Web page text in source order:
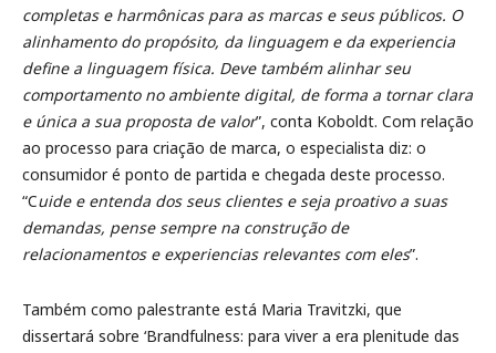
completas e harmônicas para as marcas e seus públicos. O
alinhamento do propósito, da linguagem e da experiencia
define a linguagem física. Deve também alinhar seu
comportamento no ambiente digital, de forma a tornar clara
e única a sua proposta de valor”, conta Koboldt. Com relação
ao processo para criação de marca, o especialista diz: o
consumidor é ponto de partida e chegada deste processo.
“Cuide e entenda dos seus clientes e seja proativo a suas
demandas, pense sempre na construção de
relacionamentos e experiencias relevantes com eles”.
Também como palestrante está Maria Travitzki, que
dissertará sobre ‘Brandfulness: para viver a era plenitude das